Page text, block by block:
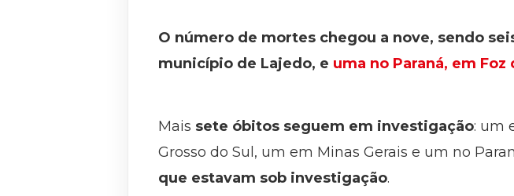
O número de mortes chegou a nove, sendo
município de Lajedo, e uma no Paraná, em Foz
Mais sete óbitos seguem em investigação: um
Grosso do Sul, um em Minas Gerais e um no
que estavam sob investigação.